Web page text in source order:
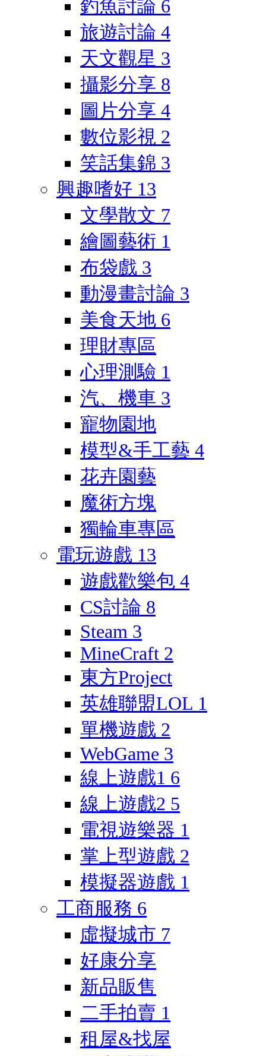
釣魚討論 6
旅遊討論 4
天文觀星 3
攝影分享 8
圖片分享 4
數位影視 2
笑話集錦 3
興趣嗜好 13
文學散文 7
繪圖藝術 1
布袋戲 3
動漫畫討論 3
美食天地 6
理財專區
心理測驗 1
汽、機車 3
寵物園地
模型&手工藝 4
花卉園藝
魔術方塊
獨輪車專區
電玩遊戲 13
遊戲歡樂包 4
CS討論 8
Steam 3
MineCraft 2
東方Project
英雄聯盟LOL 1
單機遊戲 2
WebGame 3
線上遊戲1 6
線上遊戲2 5
電視遊樂器 1
掌上型遊戲 2
模擬器遊戲 1
工商服務 6
虛擬城市 7
好康分享
新品販售
二手拍賣 1
租屋&找屋